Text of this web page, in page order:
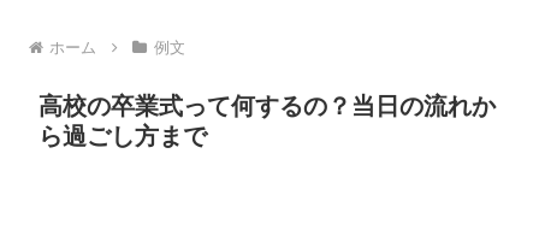
ホーム 例文
高校の卒業式って何するの？当日の流れか
ら過ごし方まで